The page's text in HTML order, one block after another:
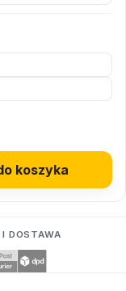
koszyka
DOSTAWA